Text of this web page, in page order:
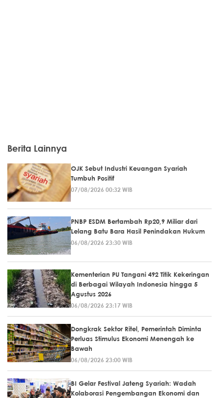
Berita Lainnya
OJK Sebut Industri Keuangan Syariah
Tumbuh Positif
07/08/2026 00:32 WIB
PNBP ESDM Bertambah Rp20,9 Miliar dari
Lelang Batu Bara Hasil Penindakan Hukum
06/08/2026 23:30 WIB
Kementerian PU Tangani 492 Titik Kekeringan
di Berbagai Wilayah Indonesia hingga 5
Agustus 2026
06/08/2026 23:17 WIB
Dongkrak Sektor Ritel, Pemerintah Diminta
Perluas Stimulus Ekonomi Menengah ke
Bawah
06/08/2026 23:00 WIB
BI Gelar Festival Jateng Syariah: Wadah
Kolaborasi Pengembangan Ekonomi dan